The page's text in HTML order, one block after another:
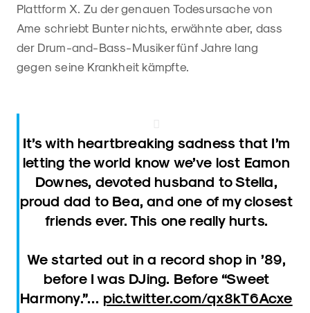
Plattform X. Zu der genauen Todesursache von
Ame schriebt Bunter nichts, erwähnte aber, dass
der Drum-and-Bass-Musiker fünf Jahre lang
gegen seine Krankheit kämpfte.
It’s with heartbreaking sadness that I’m
letting the world know we’ve lost Eamon
Downes, devoted husband to Stella,
proud dad to Bea, and one of my closest
friends ever. This one really hurts.
We started out in a record shop in ’89,
before I was DJing. Before “Sweet
Harmony.”… pic.twitter.com/qx8kT6Acxe